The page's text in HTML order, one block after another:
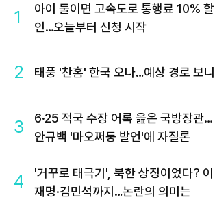
1
아이 둘이면 고속도로 통행료 10% 할
인…오늘부터 신청 시작
2 태풍 '찬홈' 한국 오나…예상 경로 보니
3
6·25 적국 수장 어록 읊은 국방장관…
안규백 '마오쩌둥 발언'에 자질론
4
'거꾸로 태극기', 북한 상징이었다? 이
재명·김민석까지…논란의 의미는